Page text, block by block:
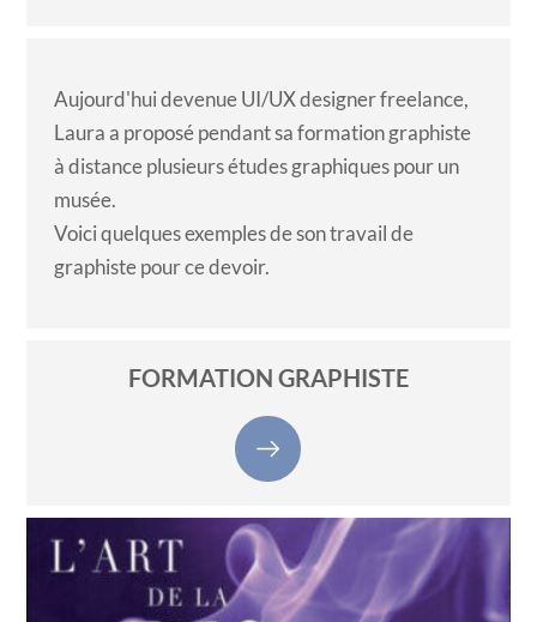
Aujourd'hui devenue UI/UX designer freelance,
Laura a proposé pendant sa formation graphiste
à distanceplusieurs études graphiques pour un
musée.
Voici quelques exemples de son travail de
graphiste pour ce devoir.
FORMATION GRAPHISTE